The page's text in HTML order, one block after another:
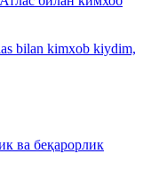
bilan kimxob kiydim,
ва беқарорлик